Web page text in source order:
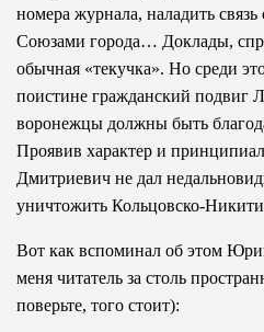
номера журнала, наладить
Союзами города… Доклады,
обычная «текучка». Но среди
поистине гражданский подвиг
воронежцы должны быть
Проявив характер и
Дмитриевич не дал
уничтожить Кольцовско-
Вот как вспоминал об этом
меня читатель за столь
поверьте, того стоит):